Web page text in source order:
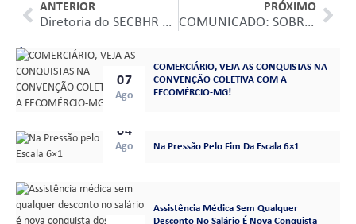
ANTERIOR
Diretoria do SECBHR apoia Tarifa Zero em BH
PRÓXIMO
COMUNICADO: SOBRE AS CONSULTAS NA POLICLÍNICA SALUD
Últimas notícias gerais:
07
Ago
COMERCIÁRIO, VEJA AS CONQUISTAS NA
CONVENÇÃO COLETIVA COM A
FECOMÉRCIO-MG!
04
Ago Na Pressão Pelo Fim Da Escala 6×1
Assistência Médica Sem Qualquer
Desconto No Salário É Nova Conquista